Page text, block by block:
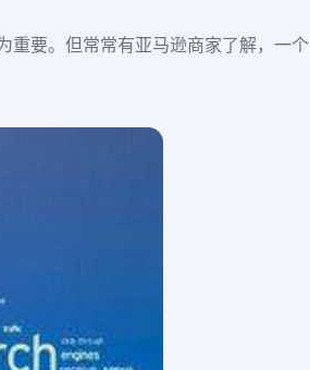
重要。但常常有亚马逊商家了解，一个